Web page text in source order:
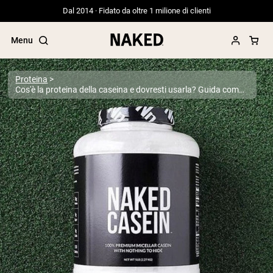
Dal 2014 · Fidato da oltre 1 milione di clienti
Menu
Termini di ricerca popolari
”Protein Powder“
”Overnight Oats“
”Vegan protein“
”Collagen“
”Micellar Casein“
PROTEIN POWDERSBest Seller
Proteina di piselli
Proteine del Siero di Latte da
Allevamento al Pascolo
Proteina
Cos'è la proteina della caseina e dovresti usarla? Guida completa 2026 alla proteina a rilascio lento